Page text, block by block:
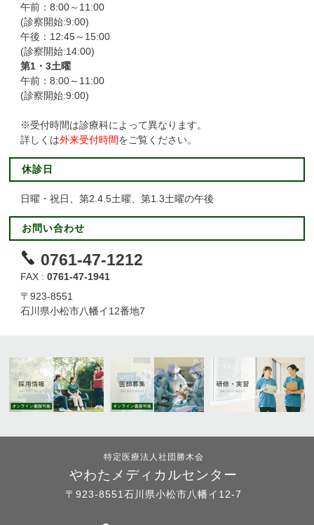
セカンドオピニオン
午前：8:00～11:00
(診察開始:9:00)
午後：12:45～15:00
(診察開始:14:00)
第1・3土曜
午前：8:00～11:00
(診察開始:9:00)
※受付時間は診療科によって異なります。
詳しくは外来受付時間をご覧ください。
休診日
日曜・祝日、第2.4.5土曜、第1.3土曜の午後
お問い合わせ
0761-47-1212
FAX :0761-47-1941
〒923-8551
石川県小松市八幡イ12番地7
特定医療法人社団勝木会
やわたメディカルセンター
〒923-8551石川県小松市八幡イ12-7